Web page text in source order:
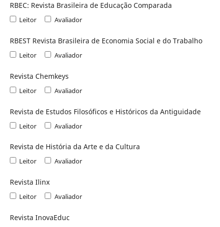
RBEC: Revista Brasileira de Educação Comparada
Leitor Avaliador
RBEST Revista Brasileira de Economia Social e do Trabalho
Leitor Avaliador
Revista Chemkeys
Leitor Avaliador
Revista de Estudos Filosóficos e Históricos da Antiguidade
Leitor Avaliador
Revista de História da Arte e da Cultura
Leitor Avaliador
Revista Ilinx
Leitor Avaliador
Revista InovaEduc